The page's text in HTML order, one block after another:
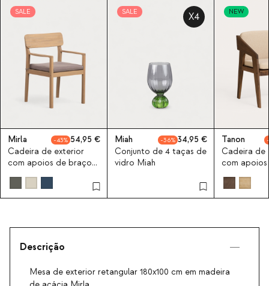
SALE
Mirla 43
54,95
Cadeira de exterior
com apoios de braços
em madeira de acácia
SALE X4
Miah 36
34,95
Conjunto de 4 taças de
vidro Miah
NEW
Tanon
Cadeira de
com
em
e tecido
Descrição
Mesa de exterior retangular 180x100 cm em madeira